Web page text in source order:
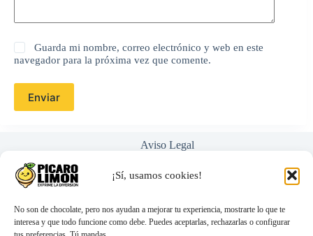
¡Sí, usamos cookies!
No son de chocolate, pero nos ayudan a mejorar tu experiencia, mostrarte lo que te
interesa y que todo funcione como debe. Puedes aceptarlas, rechazarlas o configurar
Guarda mi nombre, correo electrónico y web en este
navegador para la próxima vez que comente.
Enviar
Aviso Legal
Términos y Condiciones